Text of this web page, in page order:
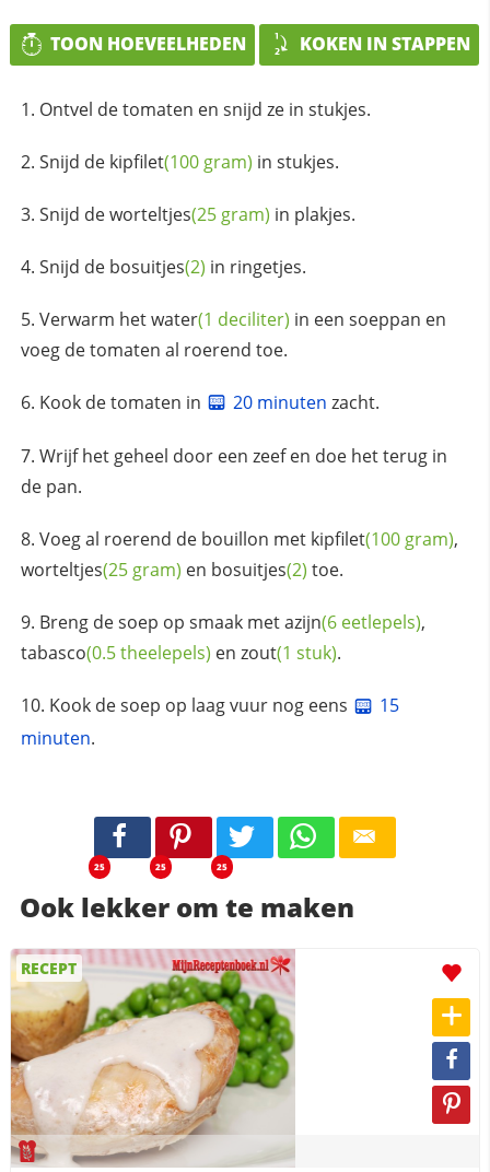
TOON HOEVEELHEDEN KOKEN IN STAPPEN
Ontvel de tomaten en snijd ze in stukjes.
Snijd de kipfilet(100 gram) in stukjes.
Snijd deworteltjes(25 gram) in plakjes.
Snijd de bosuitjes(2) in ringetjes.
Verwarm hetwater(1 deciliter) in een soeppan en
voeg de tomaten al roerend toe.
Kook de tomaten in 20 minuten zacht.
Wrijf het geheel door een zeef en doe het terug in
de pan.
Voeg al roerend de bouillon met kipfilet(100 gram),
worteltjes(25 gram) en bosuitjes(2) toe.
Breng de soep op smaak metazijn(6 eetlepels),
tabasco(0.5 theelepels) en zout(1 stuk).
Kook de soep op laag vuur nog eens
15
minuten.
25 25 25
Ook lekker om te maken
RECEPT